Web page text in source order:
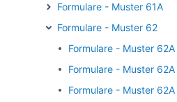
Formulare - Muster 61A
Formulare - Muster 62
Formulare - Muster
Formulare - Muster
Formulare - Muster 62A